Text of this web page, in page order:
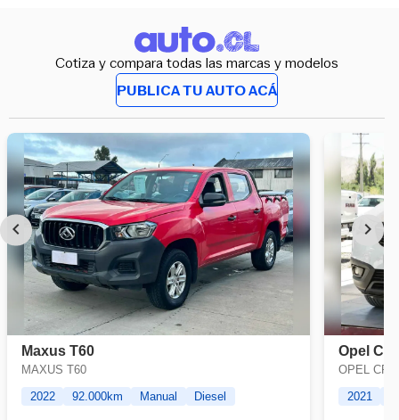
Cotiza y compara todas las marcas y modelos
PUBLICA TU AUTO ACÁ